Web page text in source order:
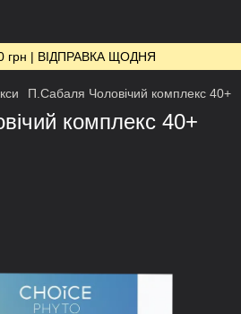
грн | ВІДПРАВКА ЩОДНЯ
П.Сабаля Чоловічий комплекс 40+
комплекс 40+